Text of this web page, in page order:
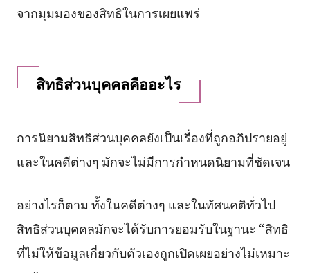
จากมุมมองของสิทธิในการเผยแพร่
สิทธิส่วนบุคคลคืออะไร
การนิยามสิทธิส่วนบุคคลยังเป็นเรื่องที่ถูกอภิปรายอยู่
และในคดีต่างๆ มักจะไม่มีการกำหนดนิยามที่ชัดเจน
อย่างไรก็ตาม ทั้งในคดีต่างๆ และในทัศนคติทั่วไป
สิทธิส่วนบุคคลมักจะได้รับการยอมรับในฐานะ “สิทธิ
ที่ไม่ให้ข้อมูลเกี่ยวกับตัวเองถูกเปิดเผยอย่างไม่เหมาะ